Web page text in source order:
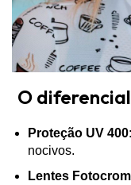
O
Proteção UV 400
nocivos.
Lentes